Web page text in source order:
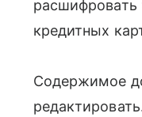
расшифровать
кредитных
Содержимое